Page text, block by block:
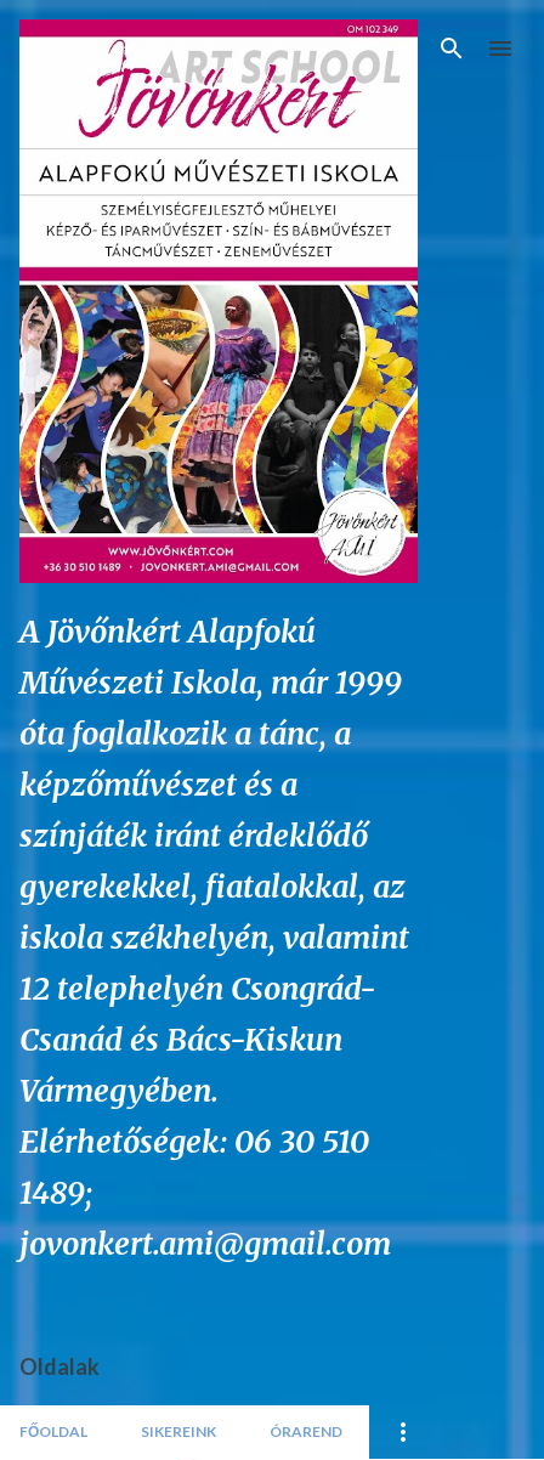
Ugrás a fő tartalomra
A Jövőnkért Alapfokú
Művészeti Iskola, már 1999
óta foglalkozik a tánc, a
képzőművészet és a
színjáték iránt érdeklődő
gyerekekkel, fiatalokkal, az
iskola székhelyén, valamint
12 telephelyén Csongrád-
Csanád és Bács-Kiskun
Vármegyében.
Elérhetőségek: 06 30 510
1489;
jovonkert.ami@gmail.com
Oldalak
FŐOLDAL SIKEREINK ÓRAREND